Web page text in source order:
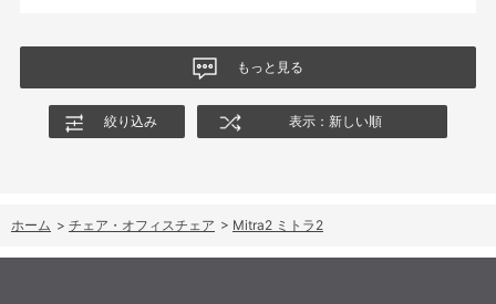
もっと見る
絞り込み 表示：新しい順
ホーム > チェア・オフィスチェア > Mitra2 ミトラ2